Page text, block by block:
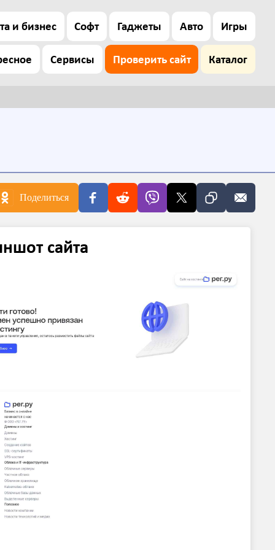
и бизнес Софт Гаджеты Авто Игры
Сервисы Проверить сайт Каталог
Поделиться
сайта